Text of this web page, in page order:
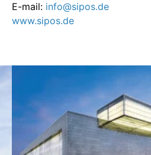
E-mail: info@sipos.de
www.sipos.de